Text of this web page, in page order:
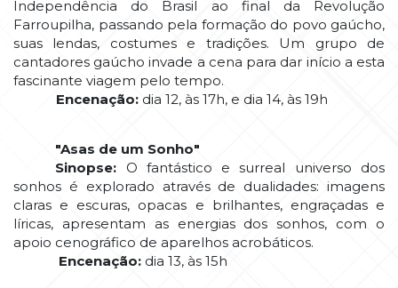
Independência do Brasil ao final da Revolução
Farroupilha, passando pela formação do povo gaúcho,
suas lendas, costumes e tradições. Um grupo de
cantadores gaúcho invade a cena para dar início a esta
fascinante viagem pelo tempo.
Encenação: dia 12, às 17h, e dia 14, às 19h
"Asas de um Sonho"
Sinopse: O fantástico e surreal universo dos
sonhos é explorado através de dualidades: imagens
claras e escuras, opacas e brilhantes, engraçadas e
líricas, apresentam as energias dos sonhos, com o
apoio cenográfico de aparelhos acrobáticos.
Encenação: dia 13, às 15h